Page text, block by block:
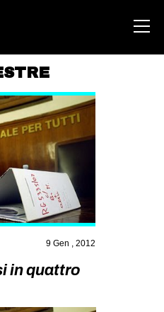
TSUNAMI
9 Gen , 2012
in quattro